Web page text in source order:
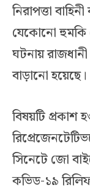
নিরাপত্তা
যেকোনো হুমকি
ঘটনায়
বাড়ানো হয়েছে।
বিষয়টি প্রকাশ
সিনেটে জো
কভিড-১৯